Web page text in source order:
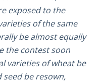
exposed to the
of the same
be almost equally
the contest soon
varieties of wheat be
be resown,